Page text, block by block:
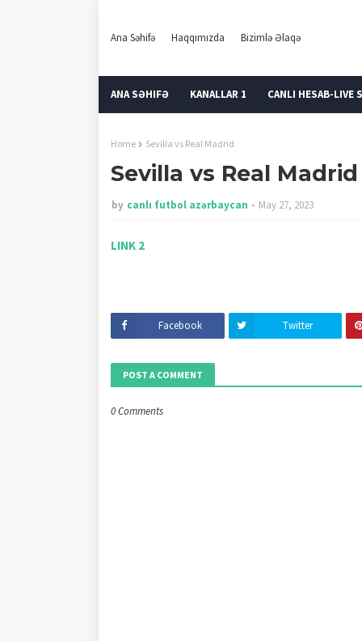
Ana Səhifə Haqqımızda Bizimlə Əlaqə
ANA SƏHIFƏ KANALLAR 1 CANLI HESAB-LIVE
Home Sevilla vs Real Madrid
Sevilla vs Real Madrid
by canlı futbol azərbaycan May 27, 2023
LINK 2
Facebook Twitter
POST A COMMENT
0 Comments